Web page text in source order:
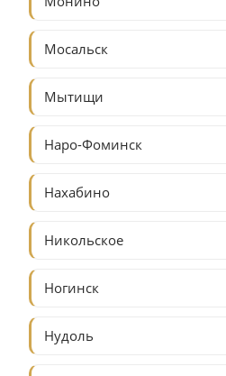
Мосальск
Мытищи
Наро-Фоминск
Нахабино
Никольское
Ногинск
Нудоль